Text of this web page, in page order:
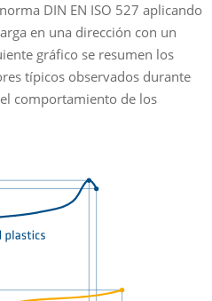
DIN EN ISO 527 aplicando
en una dirección con un
gráfico se resumen los
típicos observados durante
comportamiento de los